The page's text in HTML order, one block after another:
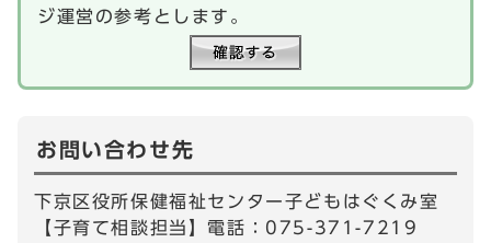
ジ運営の参考とします。
お問い合わせ先
下京区役所保健福祉センター子どもはぐくみ室
【子育て相談担当】電話：075-371-7219